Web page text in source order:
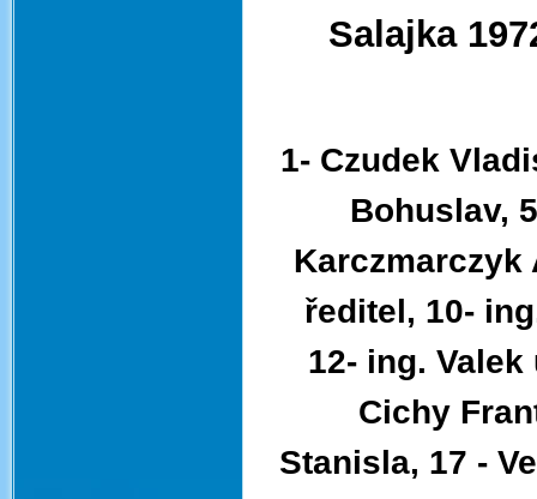
Salajka
1- Czudek
Bohuslav,
Karczmarczyk
ředitel, 10-
12- ing.
Cichy
Stanisla, 17 -